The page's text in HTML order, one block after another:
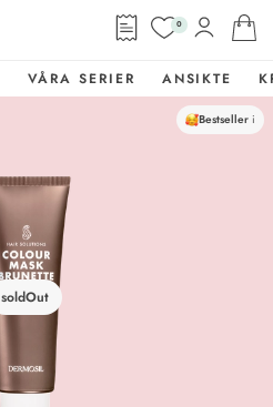
0
VÅRA SERIER ANSIKTE
soldOut
Bestseller i